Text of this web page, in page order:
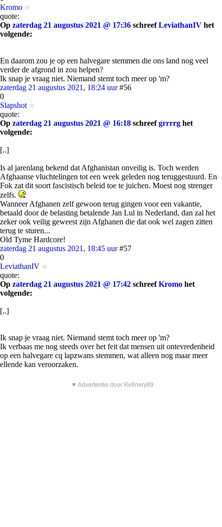
Kromo
quote:
Op zaterdag 21 augustus 2021 @ 17:36 schreefLeviathanIV het
volgende:
En daarom zou je op een halvegare stemmen die ons land nog veel
verder de afgrond in zou helpen?
Ik snap je vraag niet. Niemand stemt toch meer op 'm?
zaterdag 21 augustus 2021, 18:24 uur #56
0
Slapshot
quote:
Op zaterdag 21 augustus 2021 @ 16:18 schreefgrrrrg het
volgende:
[..]
Is al jarenlang bekend dat Afghanistan onveilig is. Toch werden
Afghaanse vluchtelingen tot een week geleden nog teruggestuurd. En
Fok zat dit soort fascistisch beleid toe te juichen. Moest nog strenger
zelfs.
Wanneer Afghanen zelf gewoon terug gingen voor een vakantie,
betaald door de belasting betalende Jan Lul in Nederland, dan zal het
zeker ook veilig geweest zijn Afghanen die dat ook wel zagen zitten
terug te sturen...
Old Tyme Hardcore!
zaterdag 21 augustus 2021, 18:45 uur #57
0
LeviathanIV
quote:
Op zaterdag 21 augustus 2021 @ 17:42 schreefKromo het
volgende:
[..]
Ik snap je vraag niet. Niemand stemt toch meer op 'm?
Ik verbaas me nog steeds over het feit dat mensen uit ontevredenheid
op een halvegare cq lapzwans stemmen, wat alleen nog maar meer
ellende kan veroorzaken.
▼ Advertentie door Refinery89